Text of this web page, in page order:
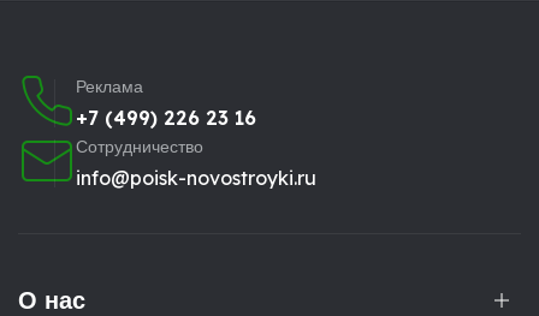
Реклама
+7 (499) 226 23 16
Сотрудничество
info@poisk-novostroyki.ru
О нас